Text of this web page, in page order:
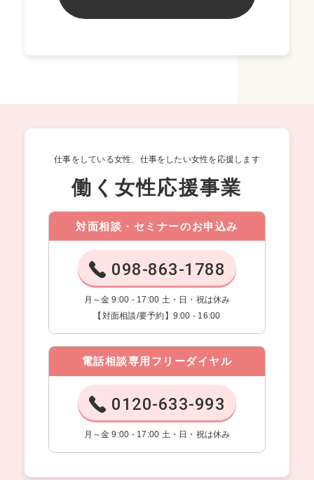
仕事をしている女性、仕事をしたい女性を応援します
働く女性応援事業
対面相談・セミナーのお申込み
098-863-1788
月～金 9:00 - 17:00 土・日・祝は休み
【対面相談/要予約】9:00 - 16:00
電話相談専用フリーダイヤル
0120-633-993
月～金 9:00 - 17:00 土・日・祝は休み